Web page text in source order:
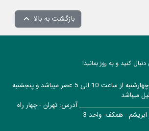
بازگشت به بالا 
کنید و به روز بمانید!
فروشگاه حضوری شنبه تا چهارشنبه از ساعت 10 الی 5 عصر میباشد و پنجشنبه
میباشد
آدرس: تهران - چهار راه
- همکف- واحد 3